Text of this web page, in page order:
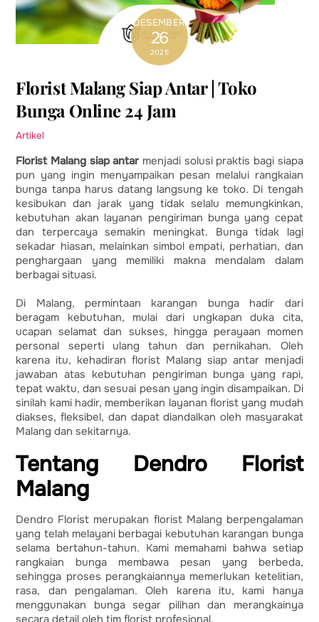
DESEMBER
26
2025
Florist Malang Siap Antar | Toko
Bunga Online 24 Jam
Artikel
Florist Malang siap antar menjadi solusi praktis bagi siapa
pun yang ingin menyampaikan pesan melalui rangkaian
bunga tanpa harus datang langsung ke toko. Di tengah
kesibukan dan jarak yang tidak selalu memungkinkan,
kebutuhan akan layanan pengiriman bunga yang cepat
dan terpercaya semakin meningkat. Bunga tidak lagi
sekadar hiasan, melainkan simbol empati, perhatian, dan
penghargaan yang memiliki makna mendalam dalam
berbagai situasi.
Di Malang, permintaan karangan bunga hadir dari
beragam kebutuhan, mulai dari ungkapan duka cita,
ucapan selamat dan sukses, hingga perayaan momen
personal seperti ulang tahun dan pernikahan. Oleh
karena itu, kehadiran florist Malang siap antar menjadi
jawaban atas kebutuhan pengiriman bunga yang rapi,
tepat waktu, dan sesuai pesan yang ingin disampaikan. Di
sinilah kami hadir, memberikan layanan florist yang mudah
diakses, fleksibel, dan dapat diandalkan oleh masyarakat
Malang dan sekitarnya.
Tentang Dendro Florist
Malang
Dendro Florist merupakan florist Malang berpengalaman
yang telah melayani berbagai kebutuhan karangan bunga
selama bertahun-tahun. Kami memahami bahwa setiap
rangkaian bunga membawa pesan yang berbeda,
sehingga proses perangkaiannya memerlukan ketelitian,
rasa, dan pengalaman. Oleh karena itu, kami hanya
menggunakan bunga segar pilihan dan merangkainya